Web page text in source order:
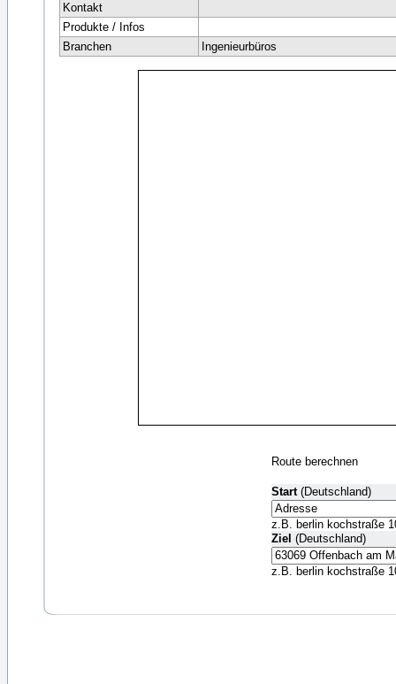
Kontakt
Produkte / Infos
Branchen
Ingenieurbüros
Route berechnen
Start(Deutschland)
z.B. berlin kochstraße
Ziel (Deutschland)
z.B. berlin kochstraße